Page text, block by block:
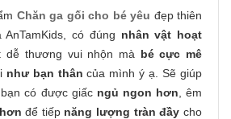
Chăn ga gối cho bé yêu đẹp thiên
có đúng nhân vật hoạt
dễ thương vui nhộn mà bé cực mê
như bạn thâncủa mình ý ạ. Sẽ giúp
có được giấc ngủ ngon hơn , êm
để tiếp năng lượng tràn đầy cho